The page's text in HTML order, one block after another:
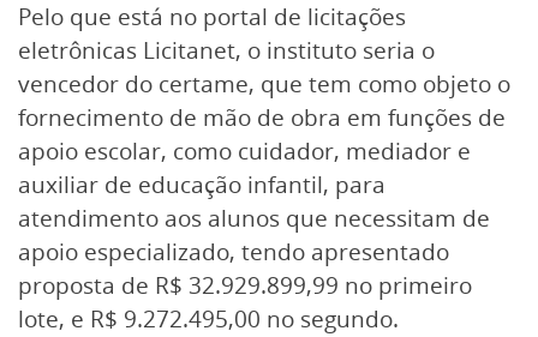
Pelo que está no portal de licitações
eletrônicas Licitanet, o instituto seria o
vencedor do certame, que tem como objeto o
fornecimento de mão de obra em funções de
apoio escolar, como cuidador, mediador e
auxiliar de educação infantil, para
atendimento aos alunos que necessitam de
apoio especializado, tendo apresentado
proposta de R$ 32.929.899,99 no primeiro
lote, e R$ 9.272.495,00 no segundo.